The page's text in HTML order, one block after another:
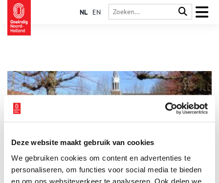
Deze website maakt gebruik van cookies
We gebruiken cookies om content en advertenties te
personaliseren, om functies voor social media te bieden
en om ons websiteverkeer te analyseren. Ook delen we
NL EN
Welke plaats vind jij het meest kenmerkend voor Noord-
Holland? Fred van de Water neemt ons mee naar Sloten,
inmiddels opgeslokt door Amsterdam. Vanuit gemeente Sloten